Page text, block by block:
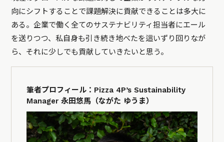
向にシフトすることで課題解決に貢献できることは多大に
ある。企業で働く全てのサステナビリティ担当者にエール
を送りつつ、私自身も引き続き地べたを這いずり回りなが
ら、それに少しでも貢献していきたいと思う。
筆者プロフィール：Pizza 4P’s Sustainability
Manager 永田悠馬（ながた ゆうま）